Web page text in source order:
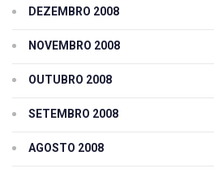
DEZEMBRO 2008
NOVEMBRO 2008
OUTUBRO 2008
SETEMBRO 2008
AGOSTO 2008